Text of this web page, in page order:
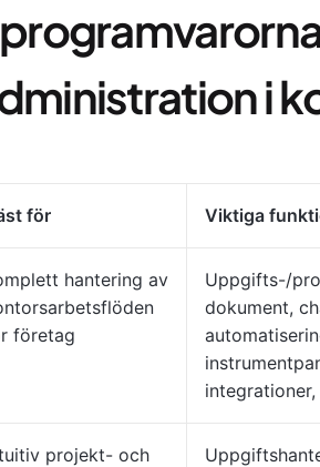
i
för Viktiga
hantering av
företag
Uppgifts-/
dokument,
integrationer,
projekt- och